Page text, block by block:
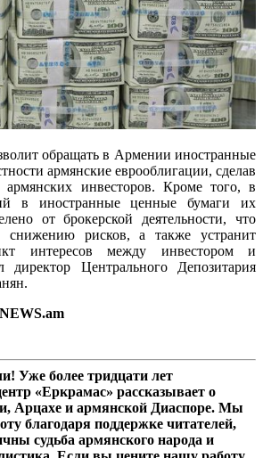
обращать в Армении иностранные
армянские еврооблигации, сделав
инвесторов. Кроме того, в
в иностранные ценные бумаги их
от брокерской деятельности, что
снижению рисков, а также устранит
интересов между инвестором и
директор Центрального Депозитария
Уже более тридцати лет
«Еркрамас» рассказывает о
Арцахе и армянской Диаспоре. Мы
благодаря поддержке читателей,
судьба армянского народа и